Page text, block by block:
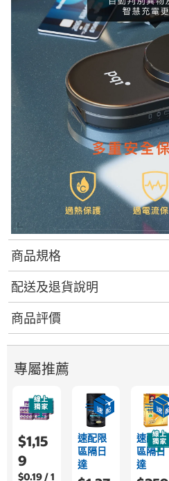
商品規格
配送及退貨說明
商品評價
專屬推薦
$1,15
9
$0.19 / 1
速配限
區隔日
達
速配限
區隔日
達